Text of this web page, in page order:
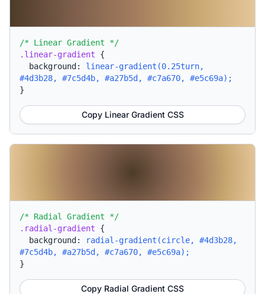
/* Linear Gradient */
.linear-gradient {
background: linear-gradient(0.25turn,
#4d3b28, #7c5d4b, #a27b5d, #c7a670, #e5c69a);
}
Copy Linear Gradient CSS
/* Radial Gradient */
.radial-gradient {
background:
radial-gradient(circle, #4d3b28,
#7c5d4b, #a27b5d, #c7a670, #e5c69a);
}
Copy Radial Gradient CSS